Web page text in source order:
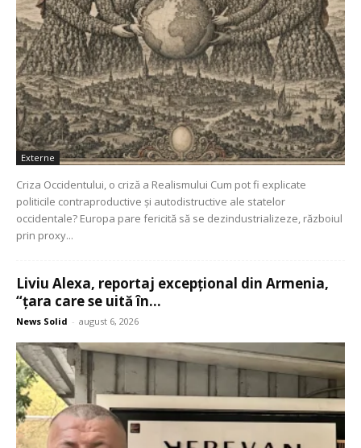
Externe
Criza Occidentului, o criză a Realismului Cum pot fi explicate
politicile contraproductive și autodistructive ale statelor
occidentale? Europa pare fericită să se dezindustrializeze, războiul
prin proxy...
Liviu Alexa, reportaj excepțional din Armenia,
“țara care se uită în...
News Solid - august 6, 2026